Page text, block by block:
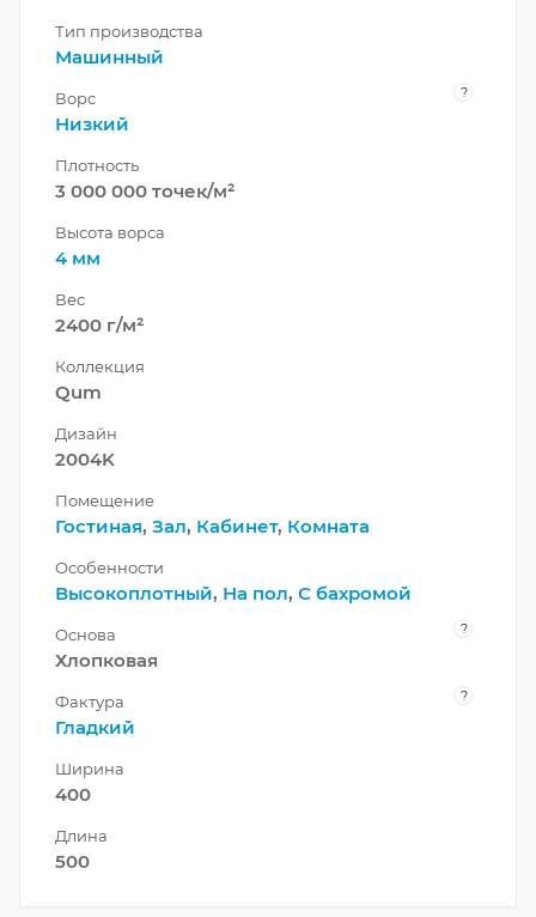
Тип производства
Машинный
Ворс ?
Низкий
Плотность
3 000 000 точек/м²
Высота ворса
4 мм
Вес
2400 г/м²
Коллекция
Qum
Дизайн
2004K
Помещение
Гостиная, Зал, Кабинет, Комната
Особенности
Высокоплотный, На пол, С бахромой
Основа ?
Хлопковая
Фактура ?
Гладкий
Ширина
400
Длина
500